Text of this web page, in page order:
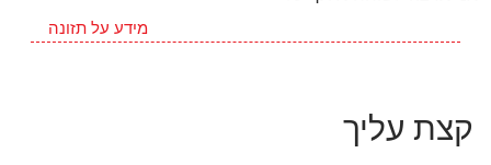
מידע על תזונה
קצת עליך